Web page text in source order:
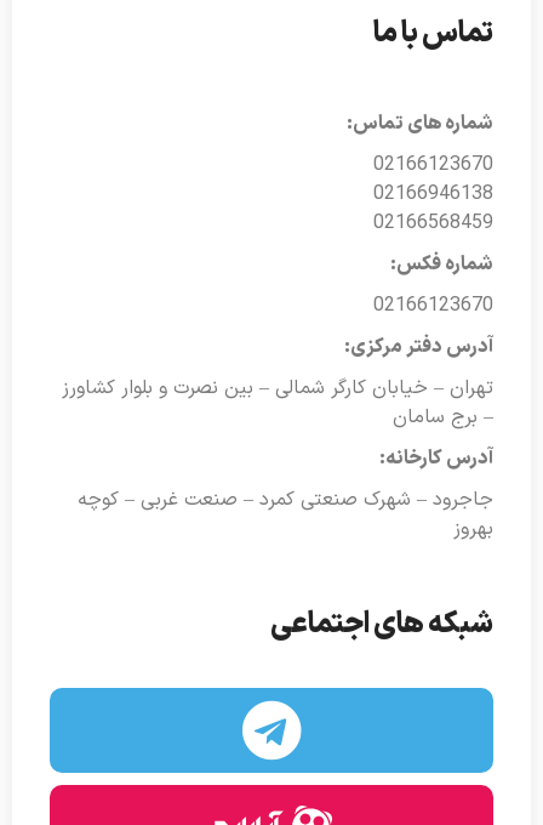
شبکه های اجتماعی
تماس با ما
شماره های تماس:
02166123670
02166946138
02166568459
شماره فکس:
02166123670
آدرس دفتر مرکزی:
تهران – خیابان کارگر شمالی – بین نصرت و بلوار کشاورز
– برج سامان
آدرس کارخانه:
جاجرود – شهرک صنعتی کمرد – صنعت غربی – کوچه
بهروز